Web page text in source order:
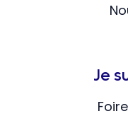
Je